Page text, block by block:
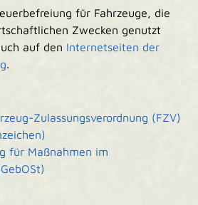
für Fahrzeuge, die
Zwecken genutzt
auf den Internetseiten der
.
Zulassungsverordnung (FZV)
für Maßnahmen im